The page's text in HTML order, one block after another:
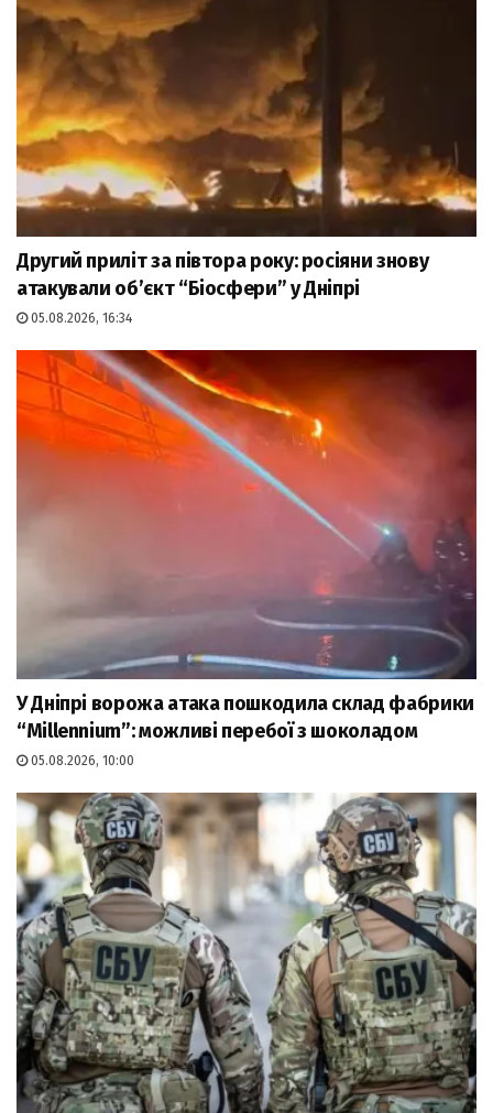
Другий приліт за півтора року: росіяни знову
атакували об’єкт “Біосфери” у Дніпрі
05.08.2026, 16:34
У Дніпрі ворожа атака пошкодила склад фабрики
“Millennium”: можливі перебої з шоколадом
05.08.2026, 10:00